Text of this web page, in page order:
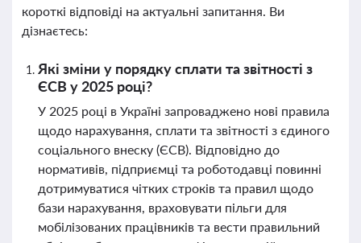
короткі відповіді на актуальні запитання. Ви
дізнаєтесь:
Які зміни у порядку сплати та звітності з
ЄСВ у 2025 році?
У 2025 році в Україні запроваджено нові правила
щодо нарахування, сплати та звітності з єдиного
соціального внеску (ЄСВ). Відповідно до
нормативів, підприємці та роботодавці повинні
дотримуватися чітких строків та правил щодо
бази нарахування, враховувати пільги для
мобілізованих працівників та вести правильний